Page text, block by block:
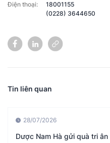
Điện thoại:
18001155
(0228) 3644650
Tin liên quan
28/07/2026
Dược Nam Hà gửi quà tri